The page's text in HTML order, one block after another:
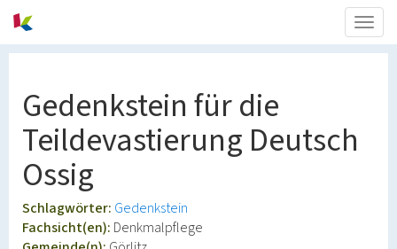
Gedenkstein für die
Teildevastierung Deutsch
Ossig
Schlagwörter: Gedenkstein
Fachsicht(en): Denkmalpflege